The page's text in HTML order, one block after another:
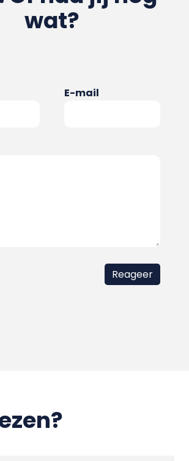
wat?
E-mail